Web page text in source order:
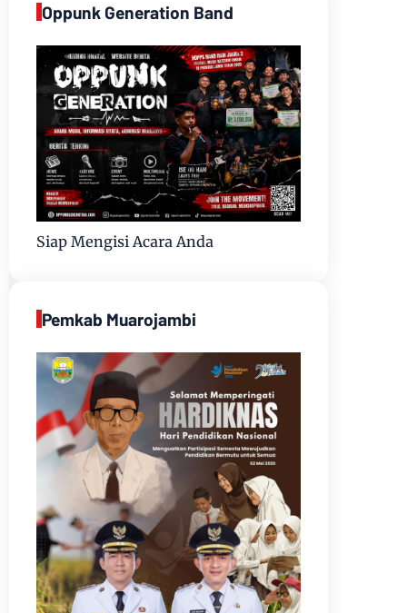
Oppunk Generation Band
Siap Mengisi Acara Anda
Pemkab Muarojambi